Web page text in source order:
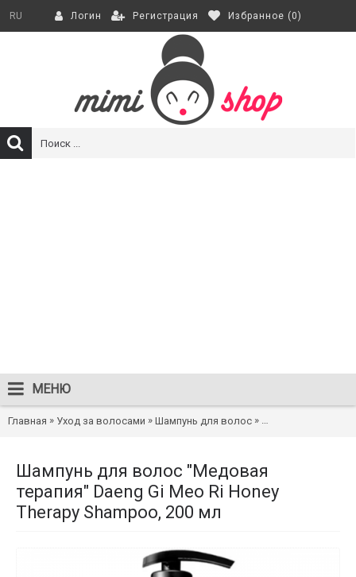
RU Логин Регистрация Избранное (0)
МЕНЮ
Главная » Уход за волосами » Шампунь для волос » Шампунь для
Шампунь для волос "Медовая
терапия" Daeng Gi Meo Ri Honey
Therapy Shampoo, 200 мл